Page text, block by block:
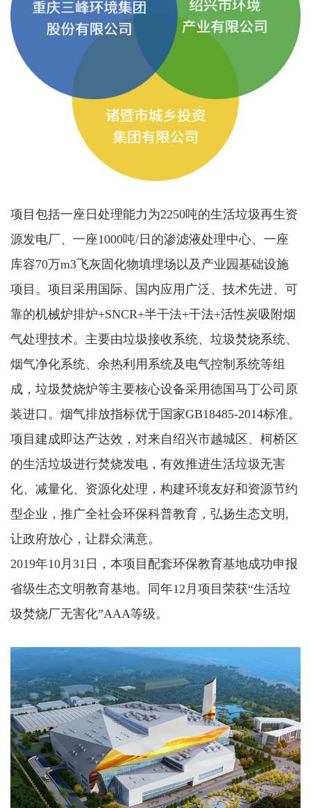
项目包括一座日处理能力为2250吨的生活垃圾再生资
源发电厂、一座1000吨/日的渗滤液处理中心、一座
库容70万m3飞灰固化物填埋场以及产业园基础设施
项目。项目采用国际、国内应用广泛、技术先进、可
靠的机械炉排炉+SNCR+半干法+干法+活性炭吸附烟
气处理技术。主要由垃圾接收系统、垃圾焚烧系统、
烟气净化系统、余热利用系统及电气控制系统等组
成，垃圾焚烧炉等主要核心设备采用德国马丁公司原
装进口。烟气排放指标优于国家GB18485-2014标准。
项目建成即达产达效，对来自绍兴市越城区、柯桥区
的生活垃圾进行焚烧发电，有效推进生活垃圾无害
化、减量化、资源化处理，构建环境友好和资源节约
型企业，推广全社会环保科普教育，弘扬生态文明,
让政府放心，让群众满意。
2019年10月31日，本项目配套环保教育基地成功申报
省级生态文明教育基地。同年12月项目荣获“生活垃
圾焚烧厂无害化”AAA等级。